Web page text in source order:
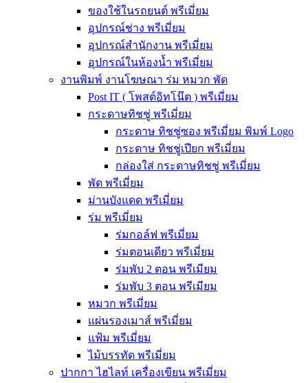
ของใช้ในรถยนต์ พรีเมี่ยม
อุปกรณ์ช่าง พรีเมี่ยม
อุปกรณ์สำนักงาน พรีเมี่ยม
อุปกรณ์ในห้องน้ำ พรีเมี่ยม
งานพิมพ์ งานโฆษณา ร่ม หมวก พัด
Post IT ( โพสต์อิทโน๊ต ) พรีเมี่ยม
กระดาษทิชชู่ พรีเมี่ยม
กระดาษ ทิชชู่ซอง พรีเมี่ยม พิมพ์ Logo
กระดาษ ทิชชู่เปียก พรีเมี่ยม
กล่องใส่ กระดาษทิชชู่ พรีเมี่ยม
พัด พรีเมี่ยม
ม่านบังแดด พรีเมี่ยม
ร่ม พรีเมี่ยม
ร่มกอล์ฟ พรีเมี่ยม
ร่มตอนเดียว พรีเมี่ยม
ร่มพับ 2 ตอน พรีเมียม
ร่มพับ 3 ตอน พรีเมียม
หมวก พรีเมี่ยม
แผ่นรองเมาส์ พรีเมี่ยม
แฟ้ม พรีเมี่ยม
ไม้บรรทัด พรีเมี่ยม
ปากกา ไฮไลท์ เครื่องเขียน พรีเมี่ยม